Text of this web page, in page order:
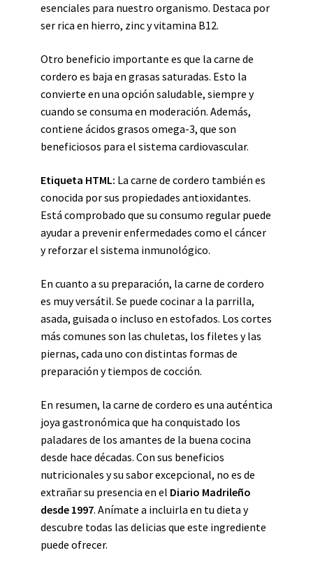
esenciales para nuestro organismo. Destaca por
ser rica en hierro, zinc y vitamina B12.
Otro beneficio importante es que la carne de
cordero es baja en grasas saturadas. Esto la
convierte en una opción saludable, siempre y
cuando se consuma en moderación. Además,
contiene ácidos grasos omega-3, que son
beneficiosos para el sistema cardiovascular.
Etiqueta HTML: La carne de cordero también es
conocida por sus propiedades antioxidantes.
Está comprobado que su consumo regular puede
ayudar a prevenir enfermedades como el cáncer
y reforzar el sistema inmunológico.
En cuanto a su preparación, la carne de cordero
es muy versátil. Se puede cocinar a la parrilla,
asada, guisada o incluso en estofados. Los cortes
más comunes son las chuletas, los filetes y las
piernas, cada uno con distintas formas de
preparación y tiempos de cocción.
En resumen, la carne de cordero es una auténtica
joya gastronómica que ha conquistado los
paladares de los amantes de la buena cocina
desde hace décadas. Con sus beneficios
nutricionales y su sabor excepcional, no es de
extrañar su presencia en el Diario Madrileño
desde 1997. Anímate a incluirla en tu dieta y
descubre todas las delicias que este ingrediente
puede ofrecer.